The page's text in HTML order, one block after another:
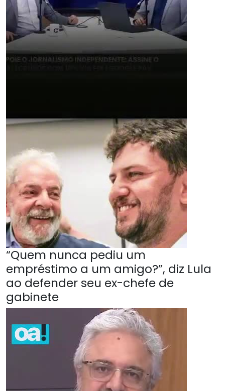
“Quem nunca pediu um
empréstimo a um amigo?”, diz Lula
ao defender seu ex-chefe de
gabinete